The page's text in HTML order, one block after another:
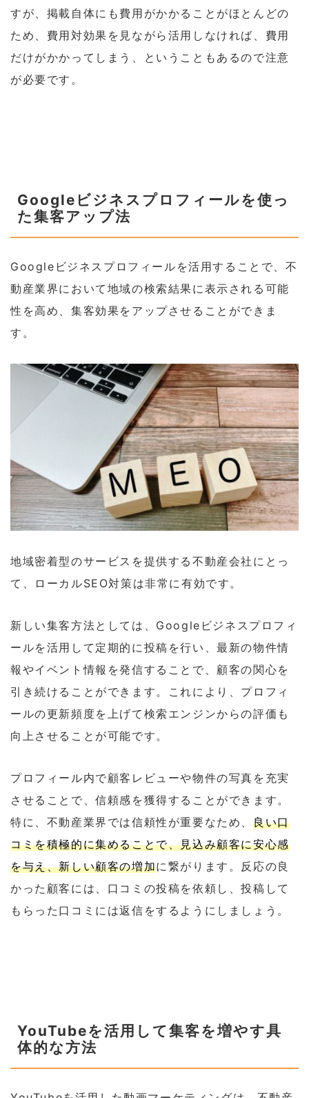
すが、掲載自体にも費用がかかることがほとんどの
ため、費用対効果を見ながら活用しなければ、費用
だけがかかってしまう、ということもあるので注意
が必要です。
Googleビジネスプロフィールを使っ
た集客アップ法
Googleビジネスプロフィールを活用することで、不
動産業界において地域の検索結果に表示される可能
性を高め、集客効果をアップさせることができま
す。
地域密着型のサービスを提供する不動産会社にとっ
て、ローカルSEO対策は非常に有効です。
新しい集客方法としては、Googleビジネスプロフィ
ールを活用して定期的に投稿を行い、最新の物件情
報やイベント情報を発信することで、顧客の関心を
引き続けることができます。これにより、プロフィ
ールの更新頻度を上げて検索エンジンからの評価も
向上させることが可能です。
プロフィール内で顧客レビューや物件の写真を充実
させることで、信頼感を獲得することができます。
特に、不動産業界では信頼性が重要なため、 良い口
コミを積極的に集めることで、見込み顧客に安心感
を与え、新しい顧客の増加に繋がります。反応の良
かった顧客には、口コミの投稿を依頼し、投稿して
もらった口コミには返信をするようにしましょう。
YouTubeを活用して集客を増やす具
体的な方法